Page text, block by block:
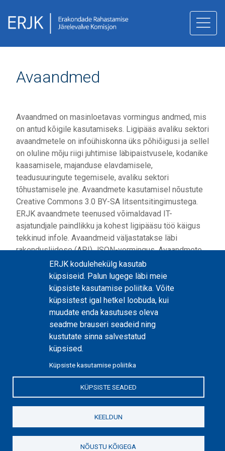
ERJK kodulehekülg kasutab
küpsiseid. Palun lugege läbi meie
küpsiste kasutamise poliitika. Võite
küpsistest igal hetkel loobuda, kui
muudate enda kasutuses oleva
seadme brauseri seadeid ning
kustutate sinna salvestatud
küpsised.
Küpsiste kasutamise poliitika
KÜPSISTE SEADED
KEELDUN
NÕUSTU KÕIGEGA
Avaandmed
Avaandmed on masinloetavas vormingus andmed, mis
on antud kõigile kasutamiseks. Ligipääs avaliku sektori
avaandmetele on infoühiskonna üks põhiõigusi ja sellel
on oluline mõju riigi juhtimise läbipaistvusele, kodanike
kaasamisele, majanduse elavdamisele,
teadusuuringute tegemisele, avaliku sektori
tõhustamisele jne. Avaandmete kasutamisel nõustute
Creative Commons 3.0 BY-SA litsentsitingimustega.
ERJK avaandmete teenused võimaldavad IT-
asjatundjale paindlikku ja kohest ligipääsu töö käigus
tekkinud infole. Avaandmeid väljastatakse läbi
rakendusliidese (API) JSON-vormingus. Avaandmete
API dokumentatsiooni leiate lehelt:
https://erjk.ee/avaandmed .
Küsimuste korral kirjutageerjk@riigikogu.ee.
location_on
asukoht
call+372 631 6671
erjk@riigikogu.ee
Küpsiste kasutamise poliitika
Sisukaart